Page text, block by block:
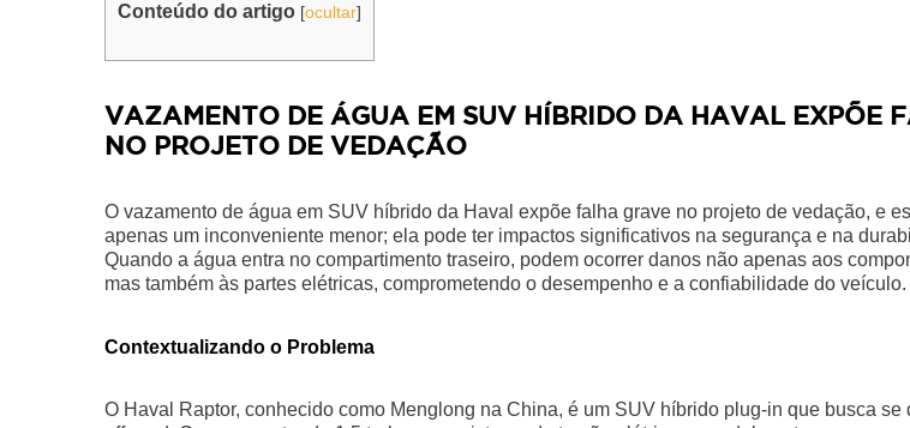
Conteúdo do artigo [ocultar]
VAZAMENTO DE ÁGUA EM SUV HÍBRIDO DA HAVAL EXPÕE
NO PROJETO DE VEDAÇÃO
O vazamento de água em SUV híbrido da Haval expõe falha grave no projeto de vedação, e
apenas um inconveniente menor; ela pode ter impactos significativos na segurança e na
Quando a água entra no compartimento traseiro, podem ocorrer danos não apenas aos
mas também às partes elétricas, comprometendo o desempenho e a confiabilidade do veículo.
Contextualizando o Problema
O Haval Raptor, conhecido como Menglong na China, é um SUV híbrido plug-in que busca se